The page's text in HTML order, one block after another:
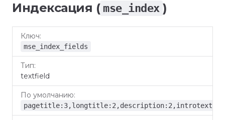
Индексация ( mse_index )
Ключ
mse_index_fields
textfield